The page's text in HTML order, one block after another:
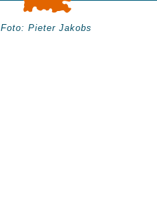
Foto: Pieter Jakobs